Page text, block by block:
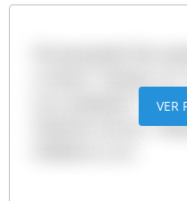
eu te ajudarei”:
Crônicas 28:10);
VER